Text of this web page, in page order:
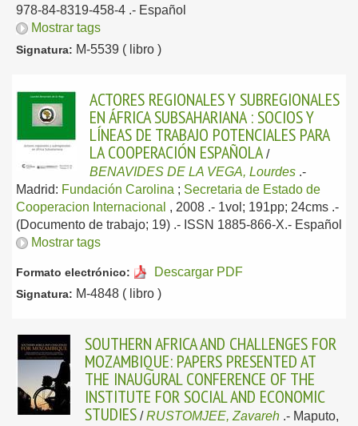
978-84-8319-458-4 .- Español
Mostrar tags
Signatura: M-5539 ( libro )
ACTORES REGIONALES Y SUBREGIONALES
EN ÁFRICA SUBSAHARIANA : SOCIOS Y
LÍNEAS DE TRABAJO POTENCIALES PARA
LA COOPERACIÓN ESPAÑOLA /
BENAVIDES DE LA VEGA, Lourdes .-
Madrid: Fundación Carolina ; Secretaria de Estado de
Cooperacion Internacional , 2008 .- 1vol; 191pp; 24cms .-
(Documento de trabajo; 19) .- ISSN 1885-866-X.- Español
Mostrar tags
Formato electrónico: Descargar PDF
Signatura: M-4848 ( libro )
SOUTHERN AFRICA AND CHALLENGES FOR
MOZAMBIQUE: PAPERS PRESENTED AT
THE INAUGURAL CONFERENCE OF THE
INSTITUTE FOR SOCIAL AND ECONOMIC
STUDIES /RUSTOMJEE, Zavareh .- Maputo,